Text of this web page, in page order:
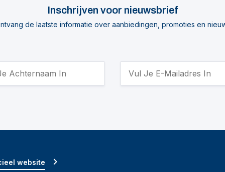
Inschrijven voor nieuwsbrief
de laatste informatie over aanbiedingen, promoties en
website